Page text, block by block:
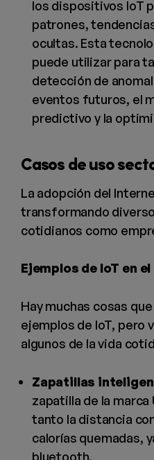
los dispositivos IoT
patrones,
ocultas. Esta
puede utilizar para
detección de
eventos futuros, el
predictivo y la
Casos de uso
La adopción del
transformando
cotidianos como
Ejemplos de IoT en el
Hay muchas cosas
ejemplos de IoT, pero
algunos de la vida
Zapatillas
zapatilla de la
tanto la distancia
calorías quemadas,
bluetooth.